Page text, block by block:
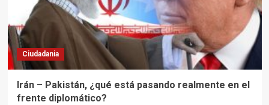
Ciudadania
Irán – Pakistán, ¿qué está pasando realmente en el
frente diplomático?